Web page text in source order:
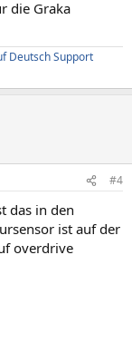
die Graka
Deutsch Support
#4
das in den
ist auf der
overdrive